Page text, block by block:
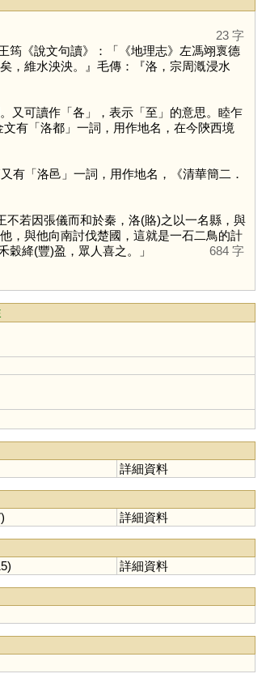
23 字
筠《說文句讀》：「《地理志》左馮翊褱德
，維水泱泱。』毛傳：『洛，宗周漑浸水
又可讀作「各 」，表示「至 」的意思。睦乍
有「洛都」一詞，用作地名，在今陝西境
「洛邑」一詞，用作地名，《清華簡二．
若因張儀而和於秦，洛(賂)之以一名縣，與
，與他向南討伐楚國，這就是一石二鳥的計
絳(豐)盈，眾人喜之。」 684 字
詳細資料
詳細資料
詳細資料